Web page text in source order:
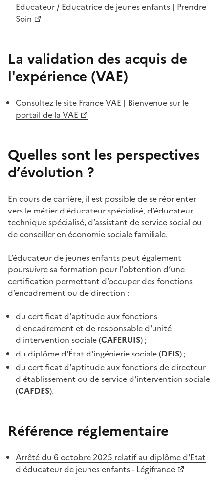
Educateur / Educatrice de jeunes enfants | Prendre
Soin
La validation des acquis de
l'expérience (VAE)
Consultez le site France VAE | Bienvenue sur le
portail de la VAE
Quelles sont les perspectives
d’évolution ?
En cours de carrière, il est possible de se réorienter
vers le métier d’éducateur spécialisé, d’éducateur
technique spécialisé, d’assistant de service social ou
de conseiller en économie sociale familiale.
L’éducateur de jeunes enfants peut également
poursuivre sa formation pour l'obtention d’une
certification permettant d’occuper des fonctions
d’encadrement ou de direction :
du certificat d'aptitude aux fonctions
d'encadrement et de responsable d'unité
d'intervention sociale (CAFERUIS) ;
du diplôme d'État d'ingénierie sociale (DEIS) ;
du certificat d'aptitude aux fonctions de directeur
d'établissement ou de service d'intervention sociale
(CAFDES).
Référence réglementaire
Arrêté du 6 octobre 2025 relatif au diplôme d'Etat
d'éducateur de jeunes enfants - Légifrance